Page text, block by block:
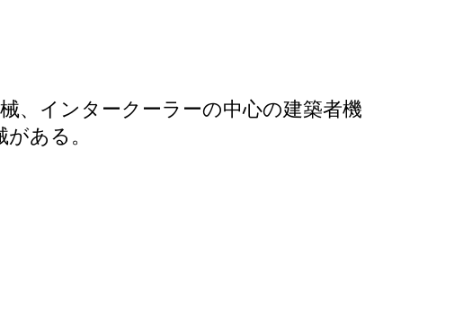
、インタークーラーの中心の建築者機
ある。